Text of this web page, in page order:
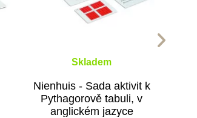
Skladem
Nienhuis - Sada aktivit k
Pythagorově tabuli, v
anglickém jazyce